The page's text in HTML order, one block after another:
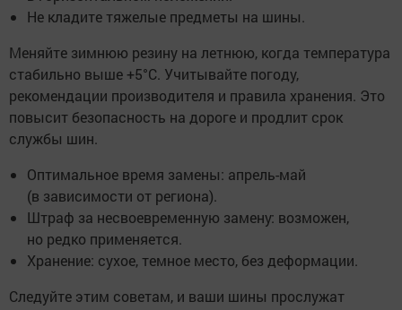
Не кладите тяжелые предметы на шины.
Меняйте зимнюю резину на летнюю, когда температура
стабильно выше +5°C. Учитывайте погоду,
рекомендации производителя и правила хранения. Это
повысит безопасность на дороге и продлит срок
службы шин.
Оптимальное время замены: апрель-май
(в зависимости от региона).
Штраф за несвоевременную замену: возможен,
но редко применяется.
Хранение: сухое, темное место, без деформации.
Следуйте этим советам, и ваши шины прослужат